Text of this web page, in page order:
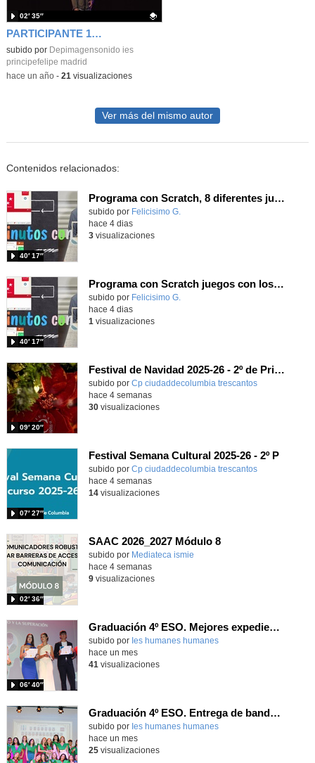
PARTICIPANTE 15.- LEO MOLINA 1º ESO
Contenido educativo.
subido por
Depimagensonido ies
principefelipe madrid
02′ 35″
-hace un año- 21 visualizaciones
Ver más del mismo autor
Contenidos relacionados:
Programa con Scratch, 8 diferentes juegos para vivir la emoción de los partidos de España en el mundial 2026
Contenido educativo.
subido por Felicisimo G.
40′ 17″
hace 4 dias
3visualizaciones
Programa con Scratch juegos con los partidos del mundial 2026 ganados por España
Contenido educativo.
subido por Felicisimo G.
40′ 17″
hace 4 dias
1 visualizaciones
Festival de Navidad 2025-26 - 2º de Primaria
subido por Cp ciudaddecolumbia trescantos
09′ 20″
-
hace 4 semanas
30visualizaciones
Festival Semana Cultural 2025-26 - 2º P
subido por Cp ciudaddecolumbia trescantos
07′ 27″
-
hace 4 semanas
14visualizaciones
SAAC 2026_2027 Módulo 8
subido por Mediateca ismie
02′ 36″
hace 4 semanas
9visualizaciones
Graduación 4º ESO. Mejores expedientes
subido por Ies humanes humanes
06′ 40″
-
hace un mes
41 visualizaciones
Graduación 4º ESO. Entrega de bandas 4ºA
subido por Ies humanes humanes-
hace un mes
25visualizaciones